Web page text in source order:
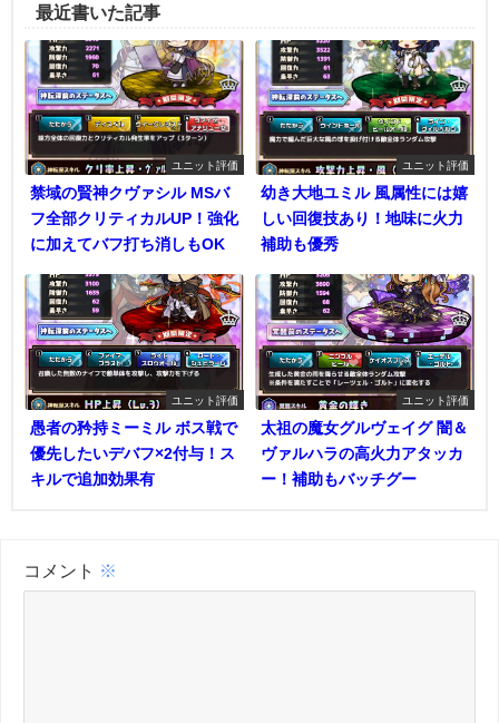
最近書いた記事
ユニット評価
禁域の賢神クヴァシル MSバ
フ全部クリティカルUP！強化
に加えてバフ打ち消しもOK
ユニット評価
幼き大地ユミル 風属性には嬉
しい回復技あり！地味に火力
補助も優秀
ユニット評価
愚者の矜持ミーミル ボス戦で
優先したいデバフ×2付与！ス
キルで追加効果有
ユニット評価
太祖の魔女グルヴェイグ 闇＆
ヴァルハラの高火力アタッカ
ー！補助もバッチグー
コメント ※